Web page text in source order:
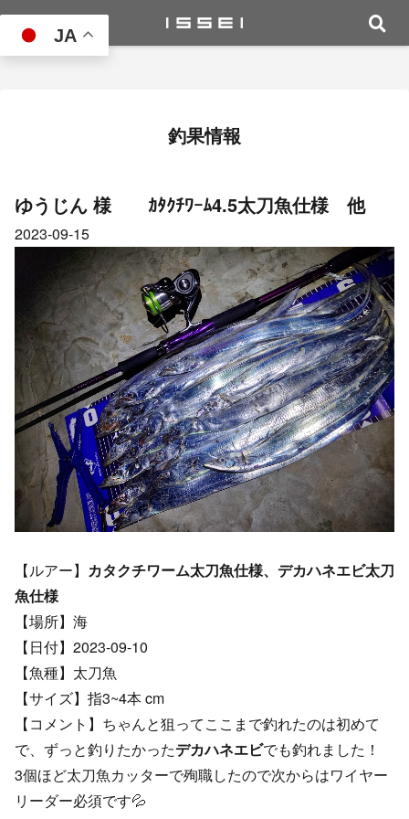
JA
釣果情報
ゆうじん 様 ｶﾀｸﾁﾜｰﾑ4.5太刀魚仕様 他
2023-09-15
【ルアー】 カタクチワーム太刀魚仕様、デカハネエビ太刀
魚仕様
【場所】海
【日付】2023-09-10
【魚種】太刀魚
【サイズ】指3~4本 cm
【コメント】ちゃんと狙ってここまで釣れたのは初めて
で、ずっと釣りたかったデカハネエビでも釣れました！
3個ほど太刀魚カッターで殉職したので次からはワイヤー
リーダー必須です💦